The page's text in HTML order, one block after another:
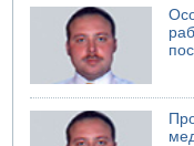
И еще иранские
06.08.2026 13:13
Арестованы двое
электрической
06.08.2026 13:07
Возле Кирьят-Арбы